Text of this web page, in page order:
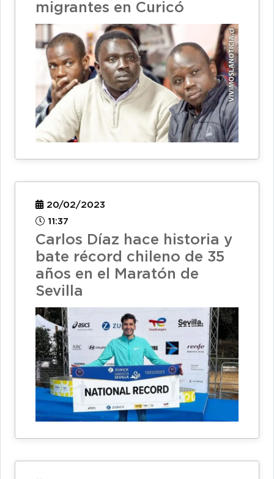
migrantes en Curicó
20/02/2023
11:37
Carlos Díaz hace historia y
bate récord chileno de 35
años en el Maratón de
Sevilla